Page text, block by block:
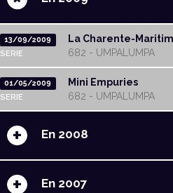
13/09/2009
SERIE
La Charente-
682 - UMPALUMPA
01/05/2009
SERIE
Mini Empuries
682 - UMPALUMPA
+ En 2008
+ En 2007